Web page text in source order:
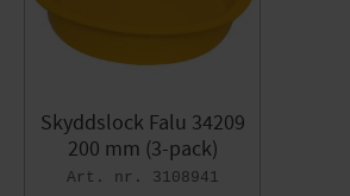
Skyddslock Falu 34209
200 mm (3-pack)
3108941